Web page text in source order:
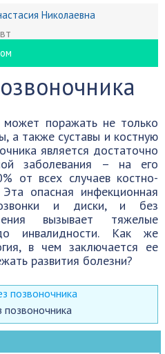
Николаевна
может поражать не только
а также суставы и костную
является достаточно
заболевания – на его
от всех случаев костно-
Эта опасная инфекционная
и диски, и без
вызывает тяжелые
инвалидности. Как же
в чем заключается ее
развития болезни?
позвоночника